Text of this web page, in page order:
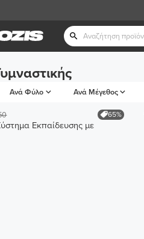
Ανά Φύλο Ανά Μέγεθος
65%
Εκπαίδευσης με